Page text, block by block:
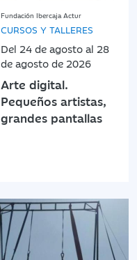
Fundación Ibercaja Actur
CURSOS Y TALLERES
Del 24 de agosto al 28
de agosto de 2026
Arte digital.
Pequeños artistas,
grandes pantallas